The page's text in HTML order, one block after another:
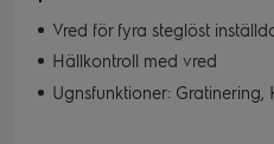
Vred för fyra steglöst
Hällkontroll med vred
Ugnsfunktioner: Gratinering, Konventionell/traditionell matlagning,